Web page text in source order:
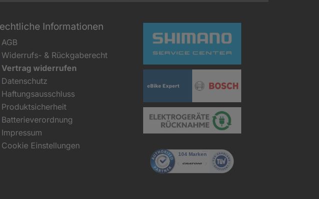
Informationen
AGB
Widerrufs- & Rückgaberecht
Vertrag widerrufen
Datenschutz
Haftungsausschluss
Produktsicherheit
Batterieverordnung
Impressum
Cookie Einstellungen